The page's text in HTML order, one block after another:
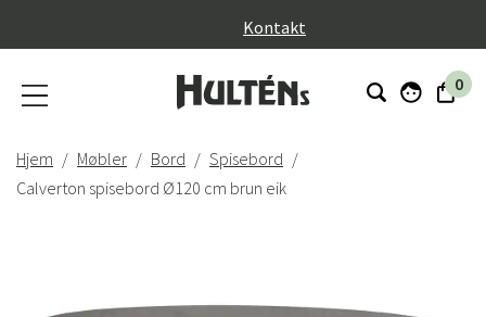
Kontakt
0
Hjem Møbler Bord
Spisebord
Calverton spisebord Ø120 cm brun eik